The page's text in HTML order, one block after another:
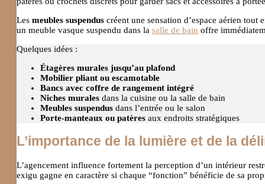
Les meubles suspendus créent une sensation d’espace aérien
un meuble vasque suspendu dans la salle de bain offre
Quelques idées :
Étagères murales jusqu’au plafond
Mobilier pliant ou escamotable
Bancs avec coffre de rangement intégré
Niches murales dans la cuisine ou la salle de bain
Meubles suspendus dans l’entrée ou le salon
Porte-manteaux ou patères aux endroits stratégiques
L’importance de la lumière et de la
L’agencement influence fortement la perception d’un intérieur
exigu gagne en caractère si chaque “fonction” bénéficie de sa